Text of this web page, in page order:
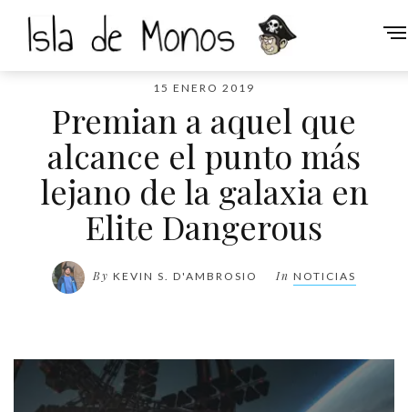
15 ENERO 2019
Premian a aquel que
alcance el punto más
lejano de la galaxia en
Elite Dangerous
By KEVIN S. D'AMBROSIO In NOTICIAS